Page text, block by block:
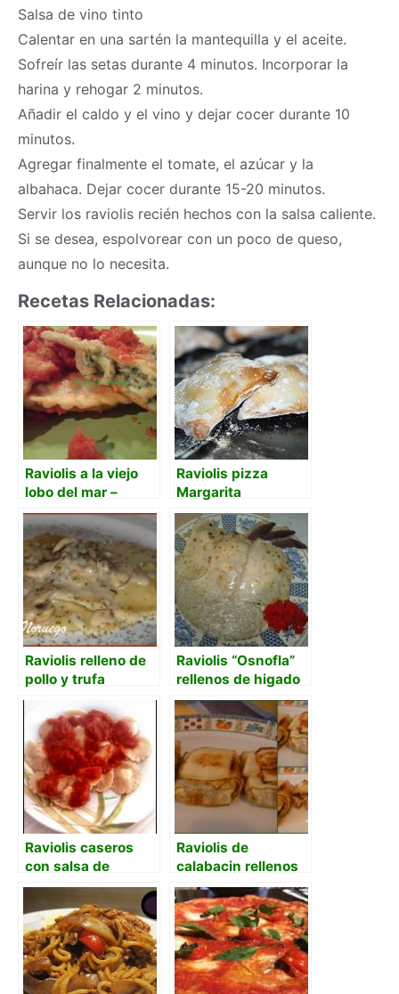
Salsa de vino tinto
Calentar en una sartén la mantequilla y el aceite.
Sofreír las setas durante 4 minutos. Incorporar la
harina y rehogar 2 minutos.
Añadir el caldo y el vino y dejar cocer durante 10
minutos.
Agregar finalmente el tomate, el azúcar y la
albahaca. Dejar cocer durante 15-20 minutos.
Servir los raviolis recién hechos con la salsa caliente.
Si se desea, espolvorear con un poco de queso,
aunque no lo necesita.
Recetas Relacionadas:
Raviolis a la viejo
lobo del mar –
ravioli alla vecchio
lupo di mare
Raviolis pizza
Margarita
Raviolis relleno de
pollo y trufa
Raviolis “Osnofla”
rellenos de higado
de pato y salsa de
trufa negra.
Raviolis caseros
con salsa de
tomate
Raviolis de
calabacin rellenos
de boletus